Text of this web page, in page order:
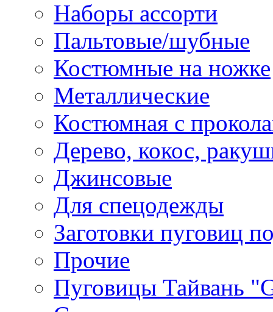
Наборы ассорти
Пальтовые/шубные
Костюмные на ножке
Металлические
Костюмная с
Дерево, кокос,
Джинсовые
Для спецодежды
Заготовки пуговиц
Прочие
Пуговицы Тайвань